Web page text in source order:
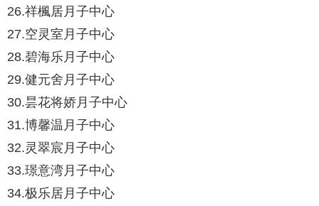
26.祥楓居月子中心
27.空灵室月子中心
28.碧海乐月子中心
29.健元舍月子中心
30.昙花将娇月子中心
31.博馨温月子中心
32.灵翠宸月子中心
33.璟意湾月子中心
34.极乐居月子中心